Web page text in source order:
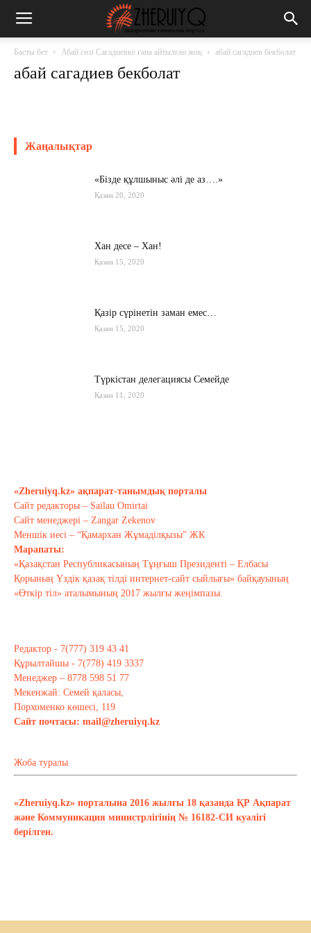
Басты бет Абай сөзі Сағадиевке ғана айтылған жоқ абай сагадиев бекболат
абай сагадиев бекболат
Жаңалықтар
«Бізде құлшыныс әлі де аз….»
Қазан 20, 2020
Хан десе – Хан!
Қазан 15, 2020
Қазір сүрінетін заман емес…
Қазан 15, 2020
Түркістан делегациясы Семейде
Қазан 11, 2020
Тағы оқу
«Zheruiyq.kz» ақпарат-танымдық порталы
Сайт редакторы – Sailau Omirtai
Сайт менеджері – Zangar Zekenov
Меншік иесі – “Қамархан Жұмаділқызы” ЖК
Марапаты:
«Қазақстан Республикасының Тұңғыш Президенті – Елбасы
Қорының Үздік қазақ тілді интернет-сайт сыйлығы» байқауының
«Өткір тіл» аталымының 2017 жылғы жеңімпазы.
Редактор - 7(777) 319 43 41
Құрылтайшы - 7(778) 419 3337
Менеджер – 8778 598 51 77
Мекенжай: Семей қаласы,
Порхоменко көшесі, 119
Сайт почтасы: mail@zheruiyq.kz
Жоба туралы
«Zheruiyq.kz» порталына 2016 жылғы 18 қазанда ҚР Ақпарат
және Коммуникация министрлігінің № 16182-СИ куәлігі
берілген.